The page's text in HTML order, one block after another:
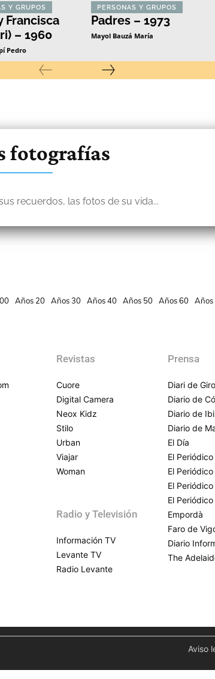
Y GRUPOS
Francisca
– 1960
Pedro
PERSONAS Y GRUPOS
Padres – 1973
Mayol Bauzá María
fotografías
recuerdos, las fotos de su vida...
Años 20 Años 30 Años 40 Años 50 Años 60 Años
Revistas
Cuore
Digital Camera
Neox Kidz
Stilo
Urban
Viajar
Woman
Radio y Televisión
Información TV
Levante TV
Radio Levante
Prensa
Diari de
Diario de
Diario de
Diario de
El Día
El Periódico
El
El
El
Empordà
Faro de
Diario
The
Aviso